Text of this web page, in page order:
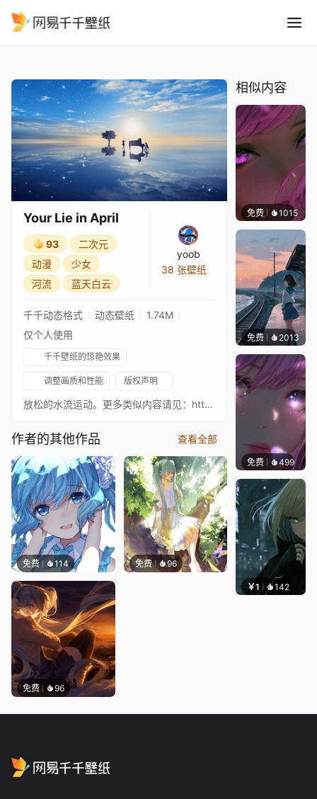
Your Lie in April
93
二次元
动漫
少女
河流
蓝天白云
yoob
38 张壁纸
千千动态格式 动态壁纸
1.74M
仅个人使用
千千壁纸的惊艳效果
调整画质和性能 版权声明
放松的水流运动。更多类似内容请见：http://steamcommunity.com/id/triumphingnoob/myworkshopfiles/?appid=431960
作者的其他作品 查看全部
免费 114 免费 96
免费 96
相似内容
免费 1015辰东
免费 2013辰东
免费 499辰东
￥1 142